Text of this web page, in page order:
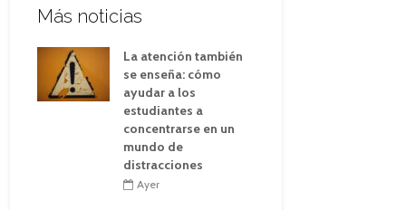
Más noticias
La atención también
se enseña: cómo
ayudar a los
estudiantes a
concentrarse en un
mundo de
distracciones
Ayer